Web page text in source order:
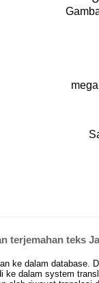
terjemahan teks
ke dalam
dalam system